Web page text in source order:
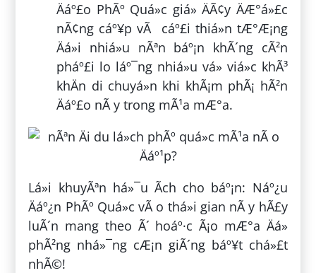
Äáº£o PhÃº Quá»c giá» ÄÃ¢y ÄÆ°á»£c
nÃ¢ng cáº¥p vÃ cáº£i thiá»n tÆ°Æ¡ng
Äá»i nhiá»u nÃªn báº¡n khÃ´ng cÃ²n
pháº£i lo láº¯ng nhiá»u vá» viá»c khÃ³
khÄn di chuyá»n khi khÃ¡m phÃ¡ hÃ²n
Äáº£o nÃ y trong mÃ¹a mÆ°a.
Lá»i khuyÃªn há»¯u Ã­ch cho báº¡n: Náº¿u
Äáº¿n PhÃº Quá»c vÃ o thá»i gian nÃ y hÃ£y
luÃ´n mang theo Ã´ hoáº·c Ã¡o mÆ°a Äá»
phÃ²ng nhá»¯ng cÆ¡n giÃ´ng báº¥t chá»£t
nhÃ©!